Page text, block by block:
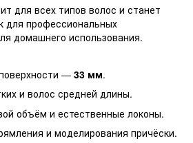
для всех типов волос и станет
для профессиональных
домашнего использования.
— 33 мм.
и волос средней длины.
объём и естественные локоны.
и моделирования причёски.